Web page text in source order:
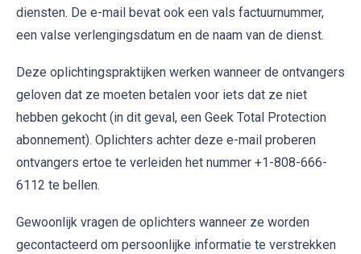
diensten. De e-mail bevat ook een vals factuurnummer,
een valse verlengingsdatum en de naam van de dienst.
Deze oplichtingspraktijken werken wanneer de ontvangers
geloven dat ze moeten betalen voor iets dat ze niet
hebben gekocht (in dit geval, een Geek Total Protection
abonnement). Oplichters achter deze e-mail proberen
ontvangers ertoe te verleiden het nummer +1-808-666-
6112 te bellen.
Gewoonlijk vragen de oplichters wanneer ze worden
gecontacteerd om persoonlijke informatie te verstrekken